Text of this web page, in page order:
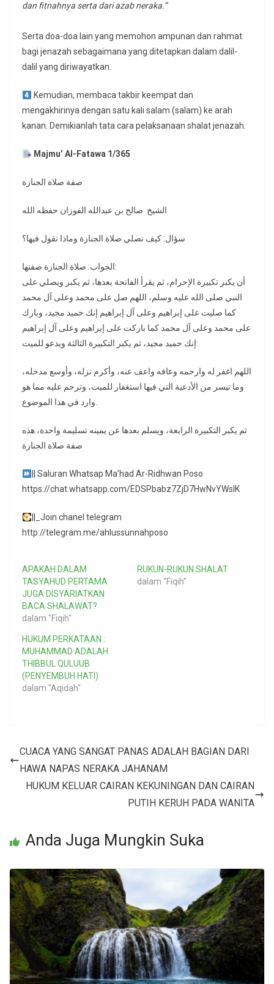
dan fitnahnya serta dari azab neraka.”
Serta doa-doa lain yang memohon ampunan dan rahmat
bagi jenazah sebagaimana yang ditetapkan dalam dalil-
dalil yang diriwayatkan.
Kemudian, membaca takbir keempat dan
mengakhirinya dengan satu kali salam (salam) ke arah
kanan. Demikianlah tata cara pelaksanaan shalat jenazah.
Majmu’ Al-Fatawa 1/365
صفة صلاة الجنازة
الشيخ صالح بن عبدالله الفوزان حفظه الله
سؤال: كيف نصلي صلاة الجنازة وماذا نقول فيها؟
الجواب: صلاة الجنازة صفتها:
أن يكبر تكبيرة الإحرام، ثم يقرأ الفاتحة بعدها، ثم يكبر ويصلي على
النبي صلى الله عليه وسلم، اللهم صل على محمد وعلى آل محمد
كما صليت على إبراهيم وعلى آل إبراهيم إنك حميد مجيد، وبارك
على محمد وعلى آل محمد كما باركت على إبراهيم وعلى آل إبراهيم
إنك حميد مجيد، ثم يكبر التكبيرة الثالثة ويدعو للميت:
اللهم اغفر له وارحمه وعافه واعف عنه، وأكرم نزله، وأوسع مدخله،
وما تيسر من الأدعية التي فيها استغفار للميت، وترحم عليه مما هو
وارد في هذا الموضوع.
ثم يكبر التكبيرة الرابعة، ويسلم بعدها عن يمينه تسليمة واحدة، هذه
صفة صلاة الجنازة
|| Saluran Whatsap Ma’had Ar-Ridhwan Poso
https://chat.whatsapp.com/EDSPbabz7ZjD7HwNvYWslK
||_Join chanel telegram
http://telegram.me/ahlussunnahposo
APAKAH DALAM
TASYAHUD PERTAMA
JUGA DISYARIATKAN
BACA SHALAWAT?
dalam "Fiqih"
RUKUN-RUKUN SHALAT
dalam "Fiqih"
HUKUM PERKATAAN :
MUHAMMAD ADALAH
THIBBUL QULUUB
(PENYEMBUH HATI)
dalam "Aqidah"
CUACA YANG SANGAT PANAS ADALAH BAGIAN DARI
HAWA NAPAS NERAKA JAHANAM
HUKUM KELUAR CAIRAN KEKUNINGAN DAN CAIRAN
PUTIH KERUH PADA WANITA
Anda Juga Mungkin Suka